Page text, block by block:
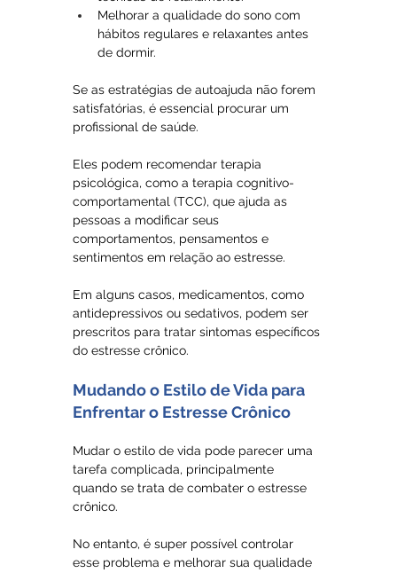
Melhorar a qualidade do sono com
hábitos regulares e relaxantes antes
de dormir.
Se as estratégias de autoajuda não forem
satisfatórias, é essencial procurar um
profissional de saúde.
Eles podem recomendar terapia
psicológica, como a terapia cognitivo-
comportamental (TCC), que ajuda as
pessoas a modificar seus
comportamentos, pensamentos e
sentimentos em relação ao estresse.
Em alguns casos, medicamentos, como
antidepressivos ou sedativos, podem ser
prescritos para tratar sintomas específicos
do estresse crônico.
Mudando o Estilo de Vida para
Enfrentar o Estresse Crônico
Mudar o estilo de vida pode parecer uma
tarefa complicada, principalmente
quando se trata de combater o estresse
crônico.
No entanto, é super possível controlar
esse problema e melhorar sua qualidade